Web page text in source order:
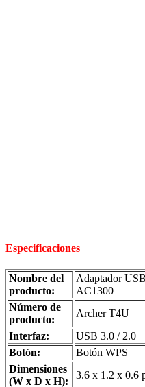
Especificaciones
Nombre del
producto:
Adaptador
AC1300
Número de
producto:
Archer T4U
Interfaz:
USB 3.0 / 2.0
Botón:
Botón WPS
Dimensiones
(W x D x H):
3.6 x 1.2 x 0.6